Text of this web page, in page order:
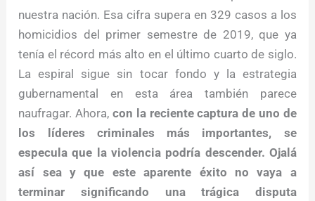
nuestra nación. Esa cifra supera en 329 casos a los
homicidios del primer semestre de 2019, que ya
tenía el récord más alto en el último cuarto de siglo.
La espiral sigue sin tocar fondo y la estrategia
gubernamental en esta área también parece
naufragar. Ahora, con la reciente captura de uno de
los líderes criminales más importantes, se
especula que la violencia podría descender. Ojalá
así sea y que este aparente éxito no vaya a
terminar significando una trágica disputa